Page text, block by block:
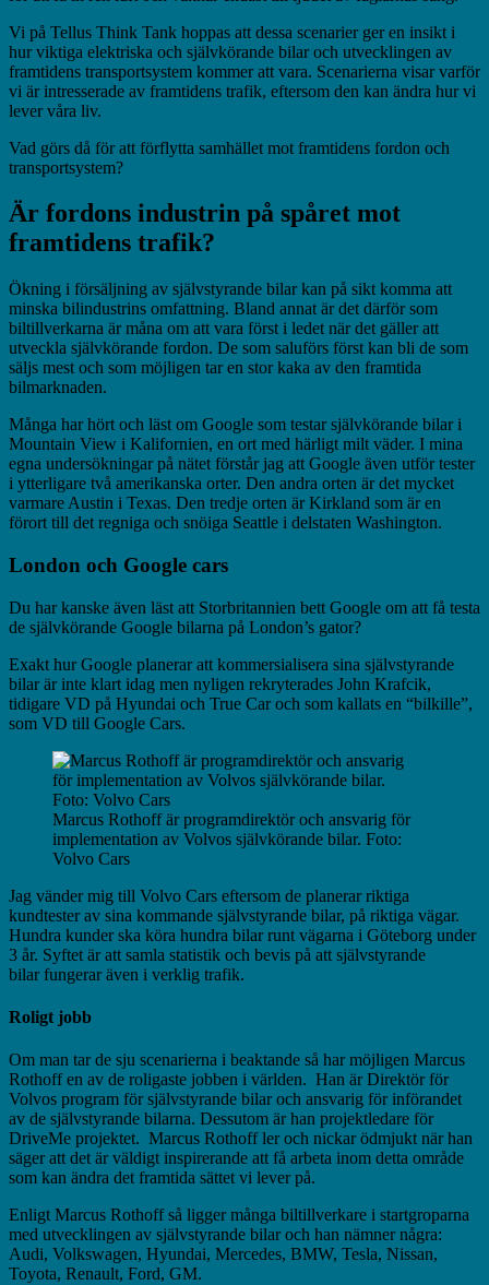
Vi på Tellus Think Tank hoppas att dessa scenarier ger en insikt i
hur viktiga elektriska och självkörande bilar och utvecklingen av
framtidens transportsystem kommer att vara. Scenarierna visar varför
vi är intresserade av framtidens trafik, eftersom den kan ändra hur vi
lever våra liv.
Vad görs då för att förflytta samhället mot framtidens fordon och
transportsystem?
Är fordons industrin på spåret mot
framtidens trafik?
Ökning i försäljning av självstyrande bilar kan på sikt komma att
minska bilindustrins omfattning. Bland annat är det därför som
biltillverkarna är måna om att vara först i ledet när det gäller att
utveckla självkörande fordon. De som saluförs först kan bli de som
säljs mest och som möjligen tar en stor kaka av den framtida
bilmarknaden.
Många har hört och läst om Google som testar självkörande bilar i
Mountain View i Kalifornien, en ort med härligt milt väder. I mina
egna undersökningar på nätet förstår jag att Google även utför tester
i ytterligare två amerikanska orter. Den andra orten är det mycket
varmare Austin i Texas. Den tredje orten är Kirkland som är en
förort till det regniga och snöiga Seattle i delstaten Washington.
London och Google cars
Du har kanske även läst att Storbritannien bett Google om att få testa
de självkörande Google bilarna på London’s gator?
Exakt hur Google planerar att kommersialisera sina självstyrande
bilar är inte klart idag men nyligen rekryterades John Krafcik,
tidigare VD på Hyundai och True Car och som kallats en “bilkille”,
som VD till Google Cars.
Marcus Rothoff är programdirektör och ansvarig för
implementation av Volvos självkörande bilar. Foto:
Volvo Cars
Jag vänder mig till Volvo Cars eftersom de planerar riktiga
kundtester av sina kommande självstyrande bilar, på riktiga vägar.
Hundra kunder ska köra hundra bilar runt vägarna i Göteborg under
3 år. Syftet är att samla statistik och bevis på att självstyrande
bilar fungerar även i verklig trafik.
Roligt jobb
Om man tar de sju scenarierna i beaktande så har möjligen Marcus
Rothoff en av de roligaste jobben i världen. Han är Direktör för
Volvos program för självstyrande bilar och ansvarig för införandet
av de självstyrande bilarna. Dessutom är han projektledare för
DriveMe projektet. Marcus Rothoff ler och nickar ödmjukt när han
säger att det är väldigt inspirerande att få arbeta inom detta område
som kan ändra det framtida sättet vi lever på.
Enligt Marcus Rothoff så ligger många biltillverkare i startgroparna
med utvecklingen av självstyrande bilar och han nämner några:
Audi, Volkswagen, Hyundai, Mercedes, BMW, Tesla, Nissan,
Toyota, Renault, Ford, GM.